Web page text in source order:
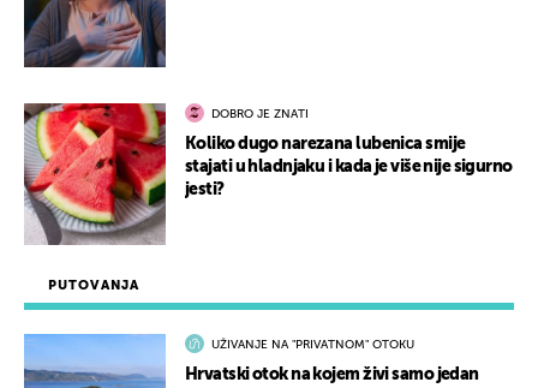
PUTOVANJA
UŽIVANJE NA "PRIVATNOM" OTOKU
Hrvatski otok na kojem živi samo jedan
DOBRO JE ZNATI
Koliko dugo narezana lubenica smije
stajati u hladnjaku i kada je više nije sigurno
jesti?